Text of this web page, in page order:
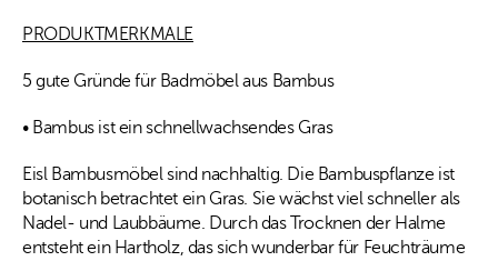
PRODUKTMERKMALE
5 gute Gründe für Badmöbel aus Bambus
• Bambus ist ein schnellwachsendes Gras
Eisl Bambusmöbel sind nachhaltig. Die Bambuspflanze ist
botanisch betrachtet ein Gras. Sie wächst viel schneller als
Nadel- und Laubbäume. Durch das Trocknen der Halme
entsteht ein Hartholz, das sich wunderbar für Feuchträume